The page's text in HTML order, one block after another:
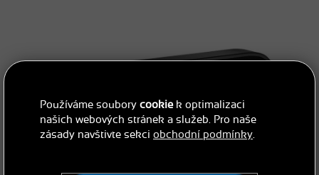
Používáme soubory cookiek optimalizaci
našich webových stránek a služeb. Pro naše
zásady navštivte sekci obchodní podmínky